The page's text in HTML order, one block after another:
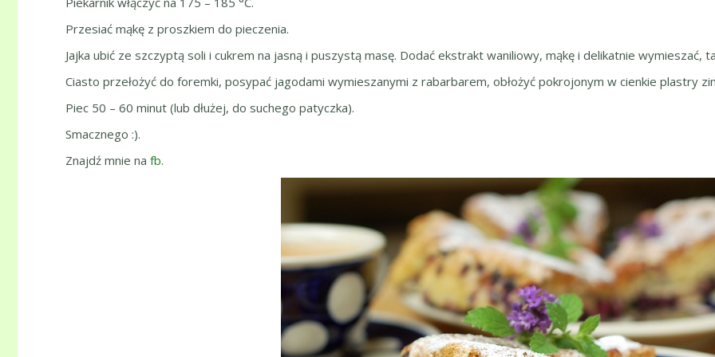
Przesiać mąkę z proszkiem do pieczenia.
Jajka ubić ze szczyptą soli i cukrem na jasną i puszystą masę. Dodać ekstrakt waniliowy, mąkę i delikatnie wymieszać,
Ciasto przełożyć do foremki, posypać jagodami wymieszanymi z rabarbarem, obłożyć pokrojonym w cienkie plastry
Piec 50 – 60 minut (lub dłużej, do suchego patyczka).
Smacznego :).
Znajdź mnie na fb.